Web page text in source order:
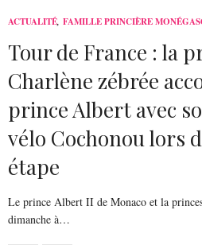
ACTUALITÉ, FAMILLE PRINCIÈRE
Tour de France : la
Charlène zébrée
prince Albert avec
vélo Cochonou lors
étape
Le prince Albert II de Monaco et la
dimanche à…